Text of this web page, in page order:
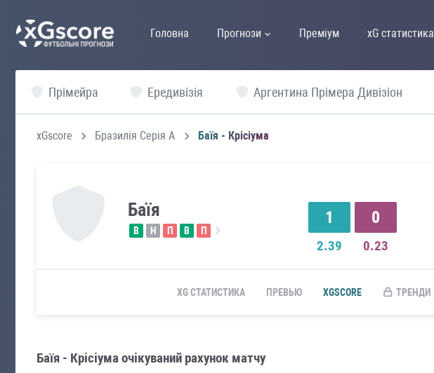
Головна Прогнози Преміум xG статистика
Прімейра Ередивізія Аргентина Прімера Дивізіон
xGscore Бразилія Серія А Баїя - Крісіума
Баїя
В Н П В П
1
2.39
0
0.23
XG СТАТИСТИКА ПРЕВЬЮ XGSCORE ТРЕНДИ
Баїя - Крісіума очікуваний рахунок матчу